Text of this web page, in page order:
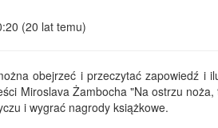
(20 lat temu)
obejrzeć i przeczytać zapowiedź i
Miroslava Żambocha "Na ostrzu
i wygrać nagrody książkowe.